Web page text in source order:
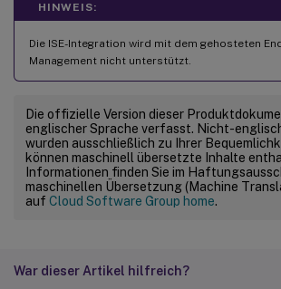
HINWEIS:
Die ISE-Integration wird mit dem gehosteten
Management nicht unterstützt.
Die offizielle Version dieser
englischer Sprache verfasst. Nicht-
wurden ausschließlich zu Ihrer
können maschinell übersetzte Inhalte
Informationen finden Sie im
maschinellen Übersetzung (Machine
auf Cloud Software Group home.
War dieser Artikel hilfreich?